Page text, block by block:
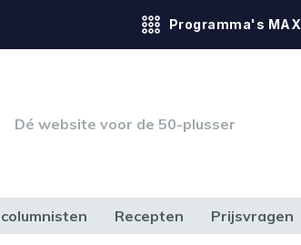
Programma's MAX
Dé website voor de 50-plusser
Recepten Prijsvragen